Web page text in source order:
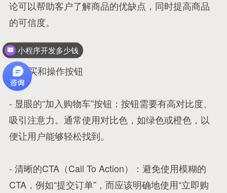
论可以帮助客户了解商品的优缺点，同时提高商品
的可信度。
6. 购买和操作按钮
- 显眼的“加入购物车”按钮：按钮需要有高对比度、
吸引注意力。通常使用对比色，如绿色或橙色，以
便让用户能够轻松找到。
- 清晰的CTA（Call To Action）：避免使用模糊的
CTA，例如“提交订单”，而应该明确地使用“立即购
小程序开发多少钱